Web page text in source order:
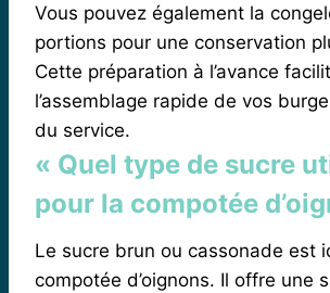
Vous pouvez également la
portions pour une conservation
Cette préparation à l’avance
l’assemblage rapide de vos
du service.
« Quel type de sucre
pour la compotée
Le sucre brun ou cassonade est
compotée d’oignons. Il offre une